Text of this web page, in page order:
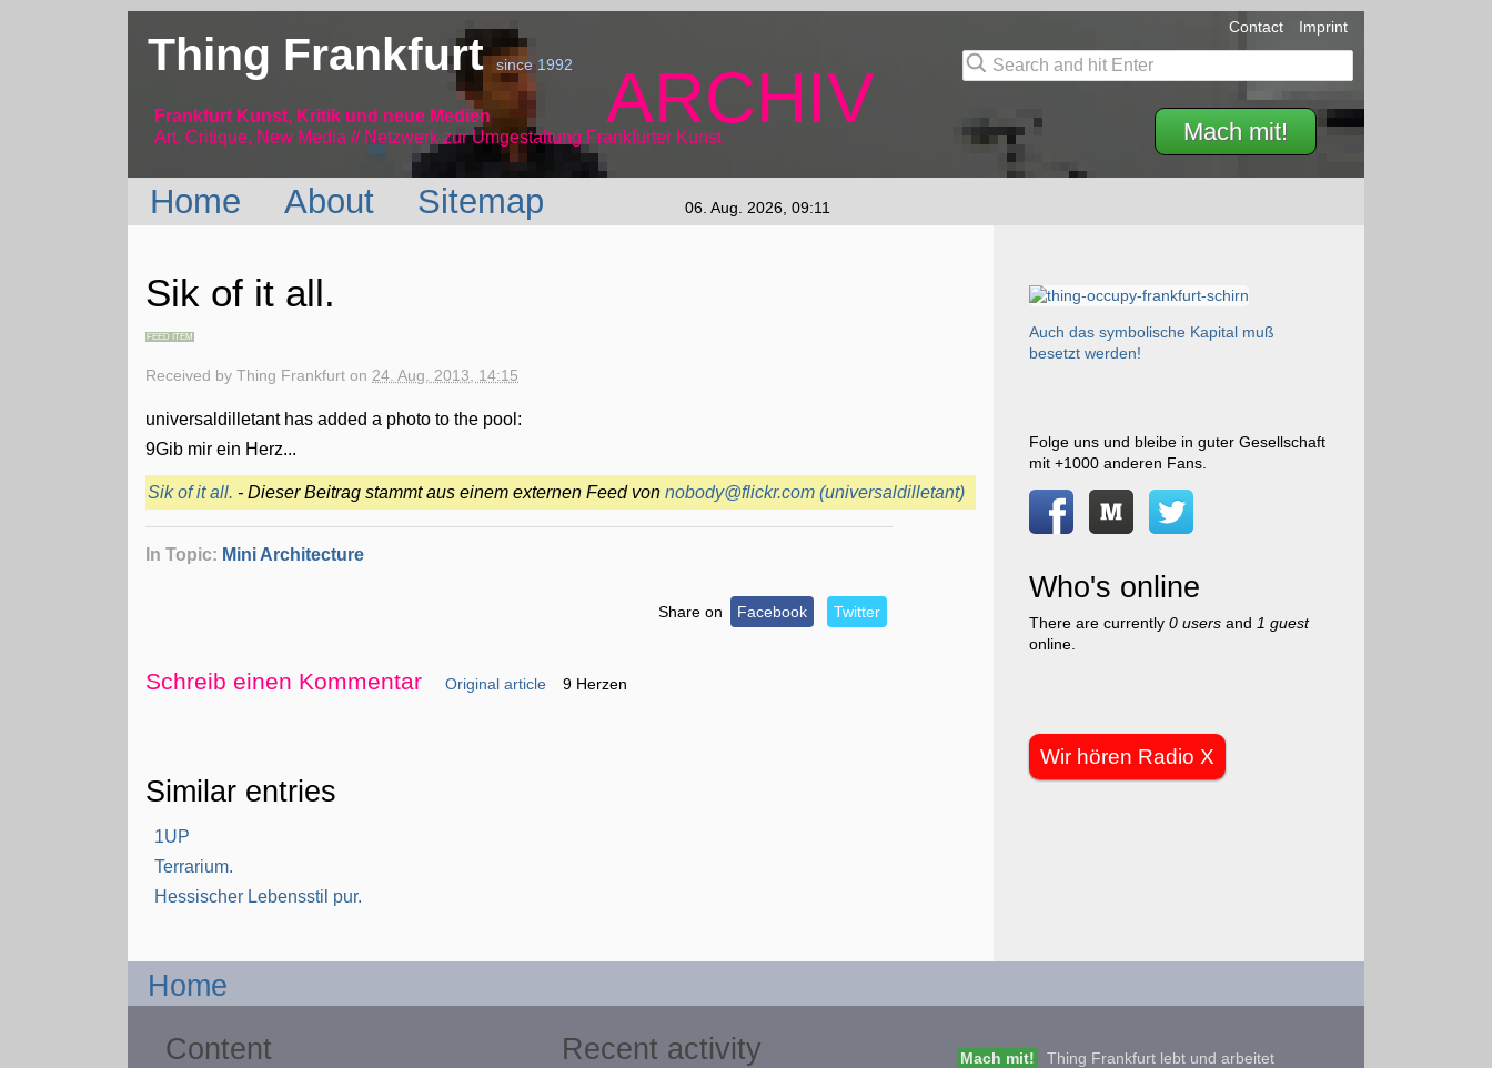
Thing Frankfurtsince 1992
Frankfurt Kunst, Kritik und neue Medien
Art, Critique, New Media // Netzwerk
ARCHIV
zur Umgestaltung Frankfurter Kunst Mach mit!
Contact Imprint
Home About Sitemap 06. Aug. 2026, 09:11
Sik of it all.
FEED ITEM
Received byThing Frankfurt on24. Aug. 2013, 14:15
universaldilletant has added a photo to the pool:
9Gib mir ein Herz...
Sik of it all. - Dieser Beitrag stammt aus einem externen Feed vonnobody@flickr.com (universaldilletant)
In Topic: Mini Architecture
Share on Facebook Twitter
Schreib einen Kommentar Original article 9 Herzen
Similar entries
1UP
Terrarium.
Hessischer Lebensstil pur.
Auch das symbolische Kapital muß
besetzt werden!
Folge uns und bleibe in guter Gesellschaft
mit +1000 anderen Fans.
Who's online
There are currently 0 usersand 1 guest
online.
Wir hören Radio X
Home
Content
Recent activity Mach mit!
Thing Frankfurt lebt und arbeitet